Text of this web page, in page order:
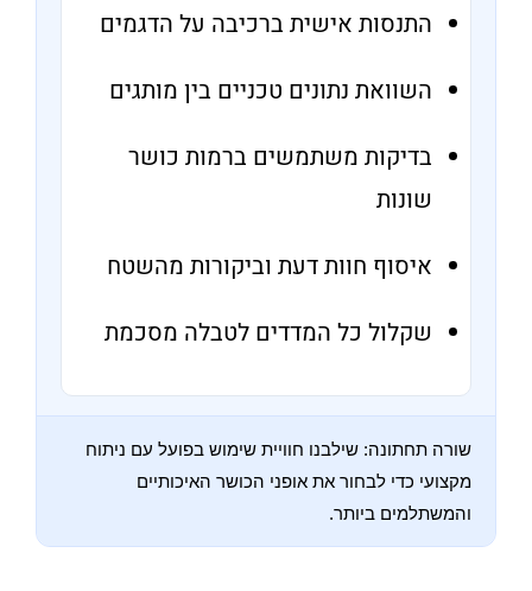
התנסות אישית ברכיבה על הדגמים
השוואת נתונים טכניים בין מותגים
בדיקות משתמשים ברמות כושר
שונות
איסוף חוות דעת וביקורות מהשטח
שקלול כל המדדים לטבלה מסכמת
שורה תחתונה: שילבנו חוויית שימוש בפועל עם ניתוח
מקצועי כדי לבחור את אופני הכושר האיכותיים
והמשתלמים ביותר.